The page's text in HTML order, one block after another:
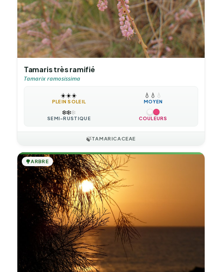
Tamaris très ramifié
Tamarix ramosissima
☀️☀️☀️
PLEIN SOLEIL
💧 💧 💧
MOYEN
❄️❄️❄️
SEMI-RUSTIQUE COULEURS
🍃TAMARICACEAE
🌳ARBRE